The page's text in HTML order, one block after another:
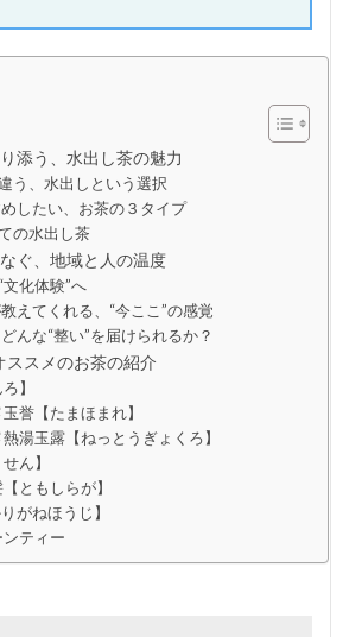
添う、水出し茶の魅力
う、水出しという選択
したい、お茶の３タイプ
の水出し茶
ぐ、地域と人の温度
文化体験”へ
えてくれる、“今ここ”の感覚
んな“整い”を届けられるか？
ススメのお茶の紹介
】
誉【たまほまれ】
湯玉露【ねっとうぎょくろ】
ん】
ともしらが】
がねほうじ】
ティー